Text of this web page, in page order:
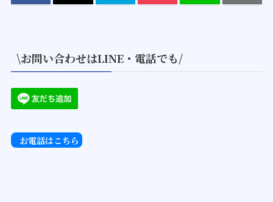
\お問い合わせはLINE・電話でも/
お電話はこちら